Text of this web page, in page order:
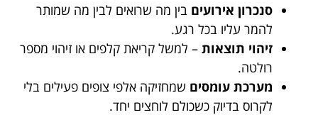
סנכרון אירועים בין מה שרואים לבין מה שמותר
להמר עליו בכל רגע.
זיהוי תוצאות – למשל קריאת קלפים או זיהוי מספר
רולטה.
מערכת עומסים שמחזיקה אלפי צופים פעילים בלי
לקרוס בדיוק כשכולם לוחצים יחד.